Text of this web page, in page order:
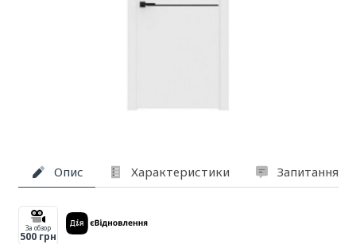
Опис Характеристики Запитання
За обзор
500 грн